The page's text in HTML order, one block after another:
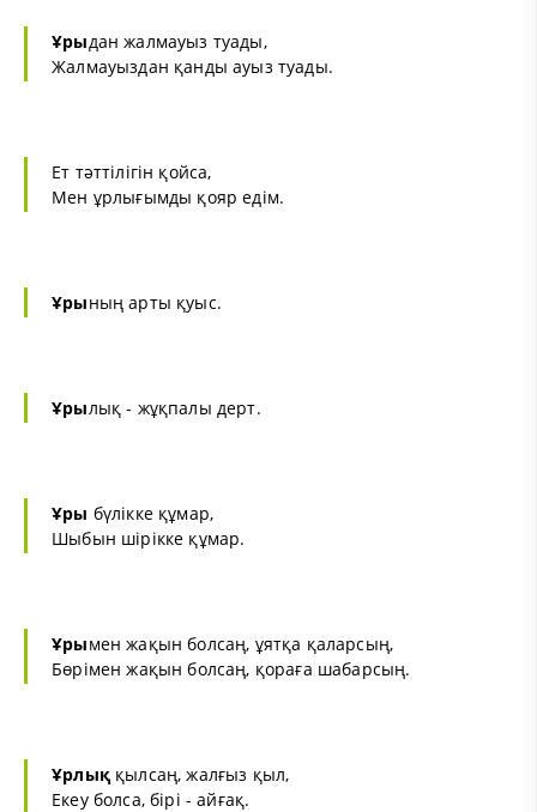
Ұрыдан жалмауыз туады,
Жалмауыздан қанды ауыз туады.
Ет тәттілігін қойса,
Мен ұрлығымды қояр едім.
Ұрының арты қуыс.
Ұрылық - жұқпалы дерт.
Ұры бүлікке құмар,
Шыбын шірікке құмар.
Ұрымен жақын болсаң, ұятқа қаларсың,
Бөрімен жақын болсаң, қораға шабарсың.
Ұрлыққылсаң, жалғыз қыл,
Екеу болса, бірі - айғақ.